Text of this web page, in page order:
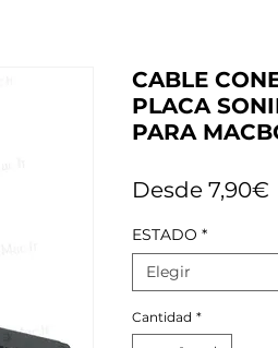
CABLE
PLACA
PARA
Desde 7,90€
ESTADO *
Elegir
Cantidad *